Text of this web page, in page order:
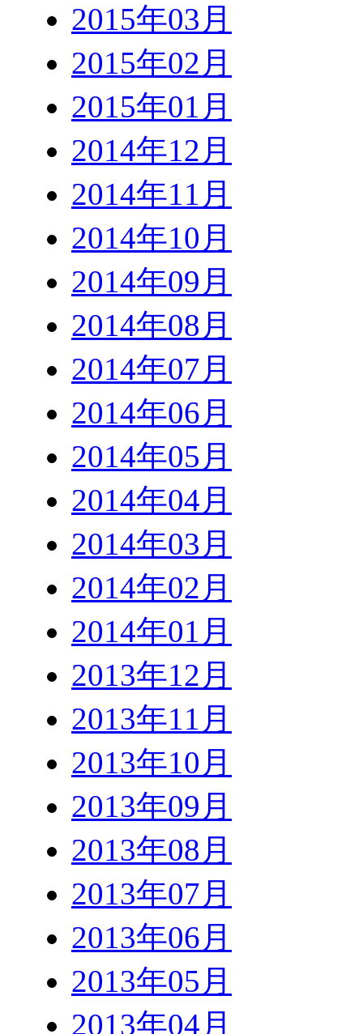
2015年03月
2015年02月
2015年01月
2014年12月
2014年11月
2014年10月
2014年09月
2014年08月
2014年07月
2014年06月
2014年05月
2014年04月
2014年03月
2014年02月
2014年01月
2013年12月
2013年11月
2013年10月
2013年09月
2013年08月
2013年07月
2013年06月
2013年05月
2013年04月